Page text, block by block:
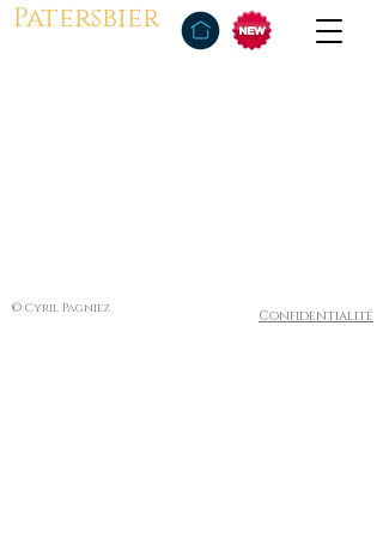
Patersbier
© Cyril Pagniez Confidentialité